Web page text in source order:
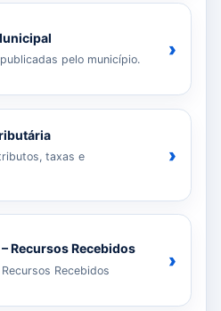
pelo município. ›
taxas e
›
Recursos Recebidos
Recebidos ›